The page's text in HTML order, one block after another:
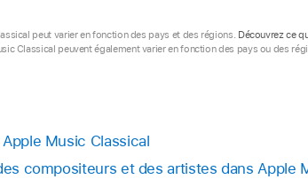
peut varier en fonction des pays et des régions. Découvrez ce
Classical peuvent également varier en fonction des pays ou des
Music Classical
compositeurs et des artistes dans Apple